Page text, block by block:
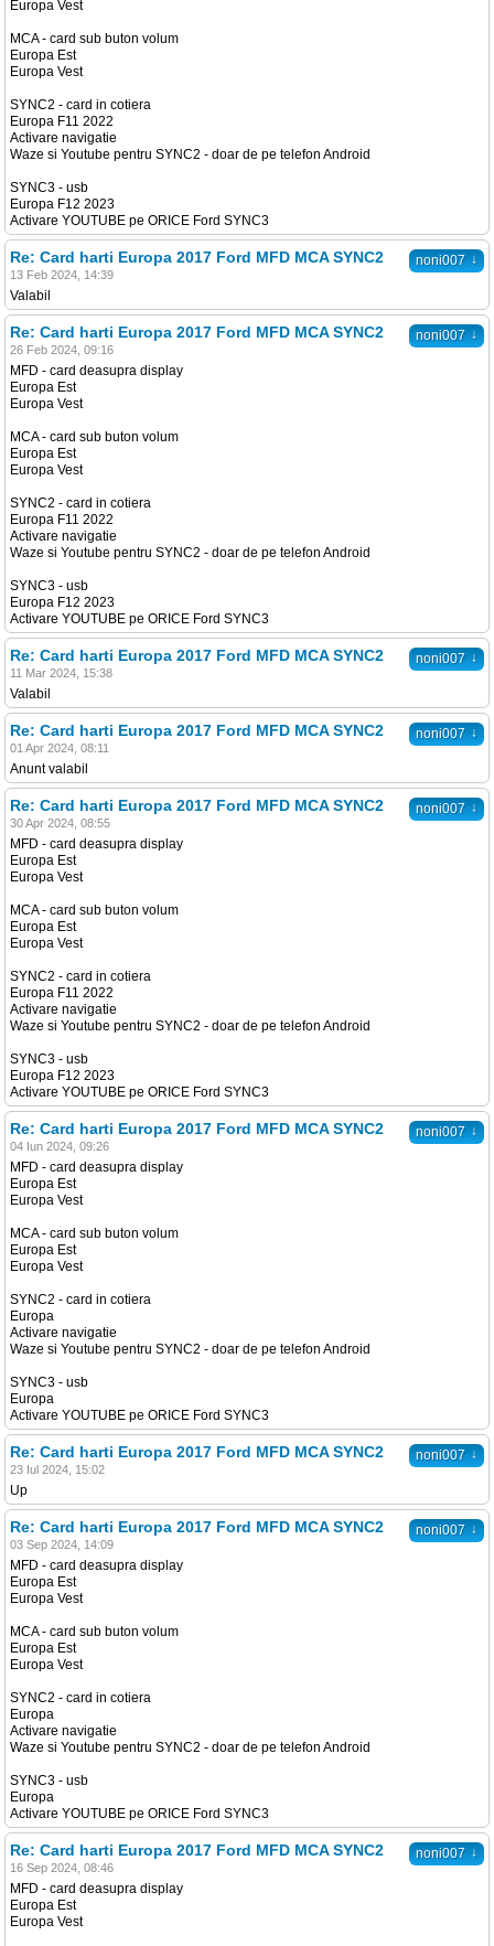
Europa Vest
MCA - card sub buton volum
Europa Est
Europa Vest
SYNC2 - card in cotiera
Europa F11 2022
Activare navigatie
Waze si Youtube pentru SYNC2 - doar de pe telefon Android
SYNC3 - usb
Europa F12 2023
Activare YOUTUBE pe ORICE Ford SYNC3
noni007 ↓
Re: Card harti Europa 2017 Ford MFD MCA SYNC2
13 Feb 2024, 14:39
Valabil
noni007 ↓
Re: Card harti Europa 2017 Ford MFD MCA SYNC2
26 Feb 2024, 09:16
MFD - card deasupra display
Europa Est
Europa Vest
MCA - card sub buton volum
Europa Est
Europa Vest
SYNC2 - card in cotiera
Europa F11 2022
Activare navigatie
Waze si Youtube pentru SYNC2 - doar de pe telefon Android
SYNC3 - usb
Europa F12 2023
Activare YOUTUBE pe ORICE Ford SYNC3
noni007 ↓
Re: Card harti Europa 2017 Ford MFD MCA SYNC2
11 Mar 2024, 15:38
Valabil
noni007 ↓
Re: Card harti Europa 2017 Ford MFD MCA SYNC2
01 Apr 2024, 08:11
Anunt valabil
noni007 ↓
Re: Card harti Europa 2017 Ford MFD MCA SYNC2
30 Apr 2024, 08:55
MFD - card deasupra display
Europa Est
Europa Vest
MCA - card sub buton volum
Europa Est
Europa Vest
SYNC2 - card in cotiera
Europa F11 2022
Activare navigatie
Waze si Youtube pentru SYNC2 - doar de pe telefon Android
SYNC3 - usb
Europa F12 2023
Activare YOUTUBE pe ORICE Ford SYNC3
noni007 ↓
Re: Card harti Europa 2017 Ford MFD MCA SYNC2
04 Iun 2024, 09:26
MFD - card deasupra display
Europa Est
Europa Vest
MCA - card sub buton volum
Europa Est
Europa Vest
SYNC2 - card in cotiera
Europa
Activare navigatie
Waze si Youtube pentru SYNC2 - doar de pe telefon Android
SYNC3 - usb
Europa
Activare YOUTUBE pe ORICE Ford SYNC3
noni007 ↓
Re: Card harti Europa 2017 Ford MFD MCA SYNC2
23 Iul 2024, 15:02
Up
noni007 ↓
Re: Card harti Europa 2017 Ford MFD MCA SYNC2
03 Sep 2024, 14:09
MFD - card deasupra display
Europa Est
Europa Vest
MCA - card sub buton volum
Europa Est
Europa Vest
SYNC2 - card in cotiera
Europa
Activare navigatie
Waze si Youtube pentru SYNC2 - doar de pe telefon Android
SYNC3 - usb
Europa
Activare YOUTUBE pe ORICE Ford SYNC3
noni007 ↓
Re: Card harti Europa 2017 Ford MFD MCA SYNC2
16 Sep 2024, 08:46
MFD - card deasupra display
Europa Est
Europa Vest